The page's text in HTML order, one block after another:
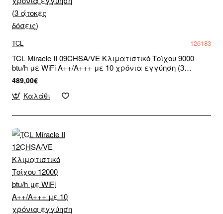
TCL 126183
TCL Miracle II 09CHSA/VE Κλιματιστικό Τοίχου 9000
btu/h με WiFi A++/A+++ με 10 χρόνια εγγύηση (3
άτοκες δόσεις)
489,00€
Καλάθι